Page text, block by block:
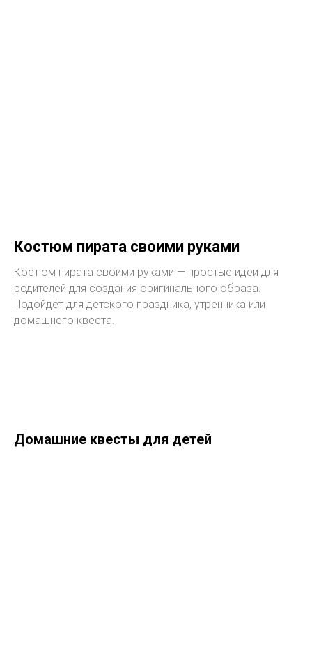
Костюм пирата своими руками
Костюм пирата своими руками — простые идеи для
родителей для создания оригинального образа.
Подойдёт для детского праздника, утренника или
домашнего квеста.
Домашние квесты для детей